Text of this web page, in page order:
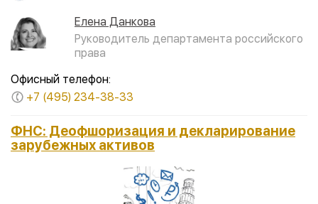
Елена Данкова
Руководитель департамента российского
права
Офисный телефон:
+7 (495) 234-38-33
ФНС: Деофшоризация и декларирование
зарубежных активов